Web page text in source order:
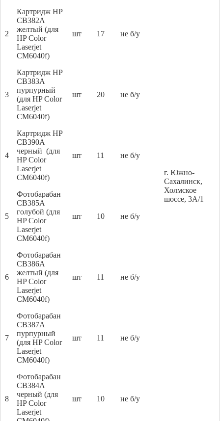
г. Южно-
Сахалинск,
Холмское
шоссе, 3А/1
2
Картридж HP
CB382A
желтый (для
HP Color
Laserjet
CM6040f)
шт 17 не б/у
3
Картридж HP
CB383A
пурпурный
(для HP Color
Laserjet
CM6040f)
шт 20 не б/у
4
Картридж HP
CB390A
черный (для
HP Color
Laserjet
CM6040f)
шт 11 не б/у
5
Фотобарабан
CB385A
голубой (для
HP Color
Laserjet
CM6040f)
шт 10 не б/у
6
Фотобарабан
CB386A
желтый (для
HP Color
Laserjet
CM6040f)
шт 11 не б/у
7
Фотобарабан
CB387A
пурпурный
(для HP Color
Laserjet
CM6040f)
шт 11 не б/у
8
Фотобарабан
CB384A
черный (для
HP Color
Laserjet
шт 10 не б/у